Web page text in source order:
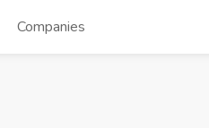
Companies